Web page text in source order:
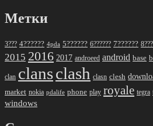
Метки
3??? 4?????? 4pda 5?????? 6?????? 7??????
2015 2016 2017 androeed android base
clan clansclash clasn clesh
market nokia pdalife phone play royale tegra
windows